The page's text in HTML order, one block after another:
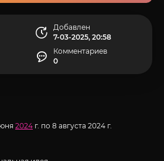
Добавлен
7-03-2025, 20:58
Комментариев
0
2024 г. по 8 августа 2024 г.